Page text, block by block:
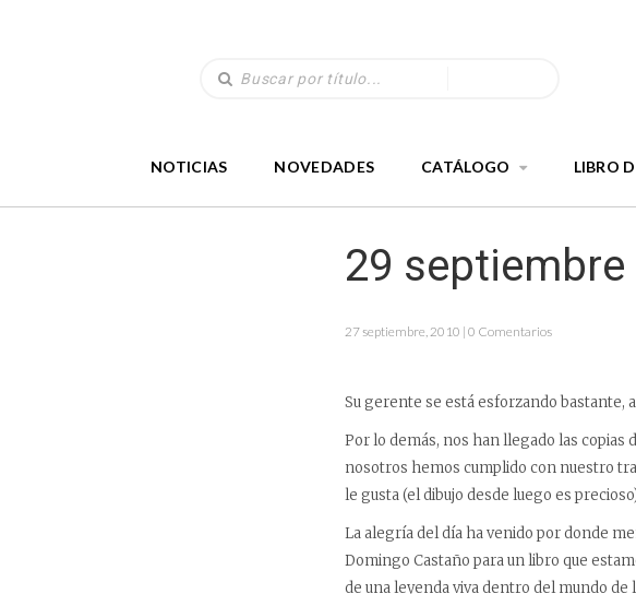
NOTICIAS NOVEDADES CATÁLOGO LIBRO
29 septiembre
27 septiembre, 2010 | 0 Comentarios
Su gerente se está esforzando bastante,
Por lo demás, nos han llegado las copias
nosotros hemos cumplido con nuestro
le gusta (el dibujo desde luego es
La alegría del día ha venido por donde
Domingo Castaño para un libro que
de una leyenda viva dentro del mundo de